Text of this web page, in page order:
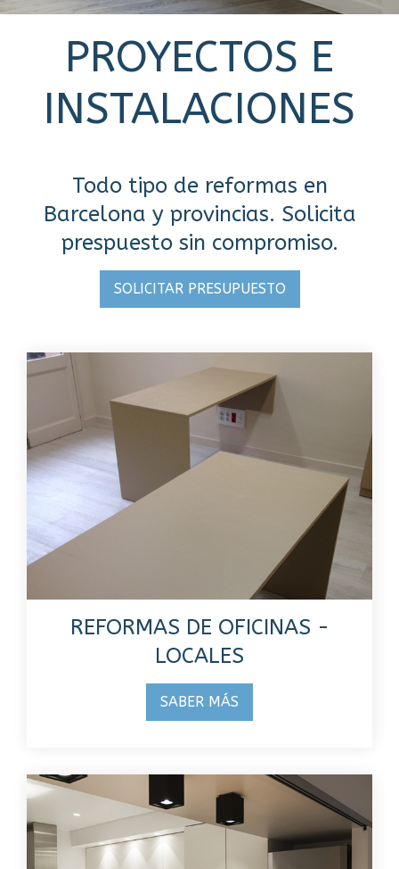
PROYECTOS E
INSTALACIONES
Todo tipo de reformas en
Barcelona y provincias. Solicita
prespuesto sin compromiso.
SOLICITAR PRESUPUESTO
REFORMAS DE OFICINAS -
LOCALES
SABER MÁS